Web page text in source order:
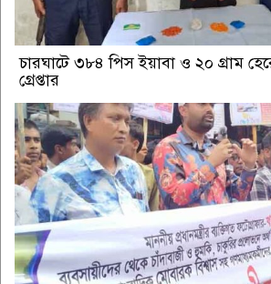
চারঘাটে ৩৮৪ পিস ইয়াবা ও ২০ গ্রাম
গ্রেপ্তার